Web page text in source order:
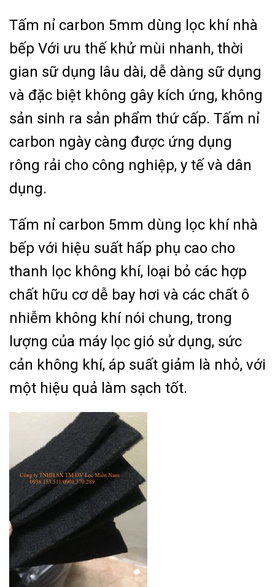
Tấm nỉ carbon 5mm dùng lọc khí nhà
bếp Với ưu thế khử mùi nhanh, thời
gian sữ dụng lâu dài, dễ dàng sữ dụng
và đặc biệt không gây kích ứng, không
sản sinh ra sản phẩm thứ cấp. Tấm nỉ
carbon ngày càng được ứng dụng
rông rải cho công nghiệp, y tế và dân
dụng.
Tấm nỉ carbon 5mm dùng lọc khí nhà
bếp với hiệu suất hấp phụ cao cho
thanh lọc không khí, loại bỏ các hợp
chất hữu cơ dễ bay hơi và các chất ô
nhiễm không khí nói chung, trong
lượng của máy lọc gió sử dụng, sức
cản không khí, áp suất giảm là nhỏ, với
một hiệu quả làm sạch tốt.